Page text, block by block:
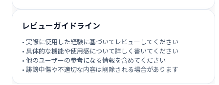
レビューガイドライン
• 実際に使用した経験に基づいてレビューしてください
• 具体的な機能や使用感について詳しく書いてください
• 他のユーザーの参考になる情報を含めてください
• 誹謗中傷や不適切な内容は削除される場合があります